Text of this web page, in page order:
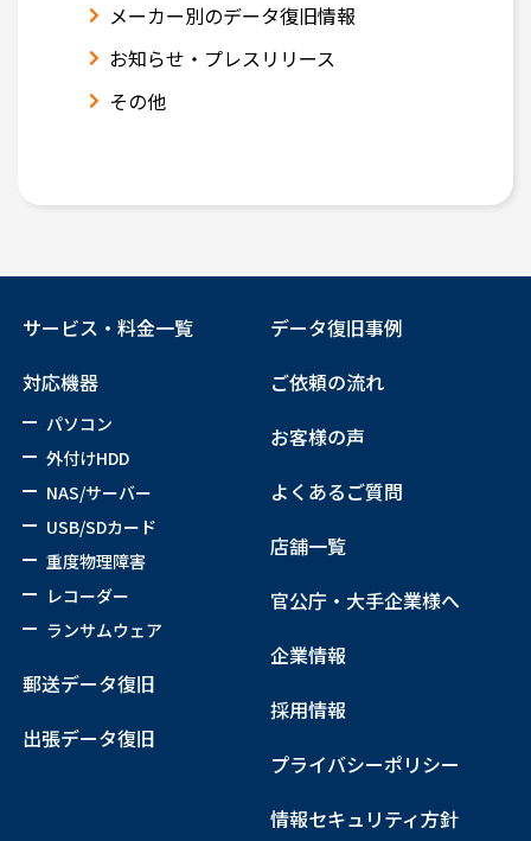
メーカー別のデータ復旧情報
お知らせ・プレスリリース
その他
サービス・料金一覧
対応機器
パソコン
外付けHDD
NAS/サーバー
USB/SDカード
重度物理障害
レコーダー
ランサムウェア
郵送データ復旧
出張データ復旧
データ復旧事例
ご依頼の流れ
お客様の声
よくあるご質問
店舗一覧
官公庁・大手企業様へ
企業情報
採用情報
プライバシーポリシー
情報セキュリティ方針